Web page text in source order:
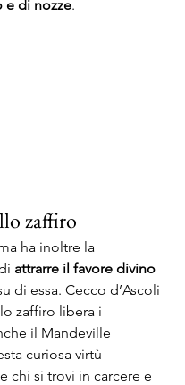
e di nozze.
zaffiro
ha inoltre la
attrarre il favore divino
di essa. Cecco d’Ascoli
zaffiro libera i
il Mandeville
curiosa virtù
chi si trovi in carcere e